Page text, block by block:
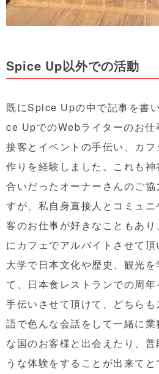
Spice Up以外での活動
既にSpice Upの中で記事を書
ce UpでのWebライターのお仕
接客とイベントの手伝い、カ
作りを経験しました。これも
合いだったオーナーさんのご
すが、私自身直接人とコミュ
客のお仕事が好きなこともあ
にカフェでアルバイトさせて頂
大学で日本文化や歴史、観光
て、日本食レストランでの周
手伝いさせて頂けて、どちら
語で色んな会話をして一緒に
な国のお客様と出会えたり、
うな体験をすることが出来て